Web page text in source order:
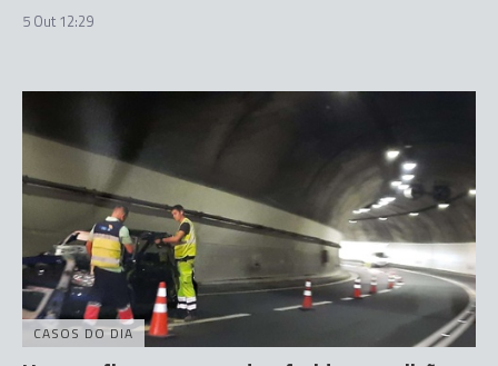
5 Out 12:29
CASOS DO DIA